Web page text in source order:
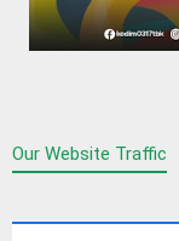
Our Website Traffic